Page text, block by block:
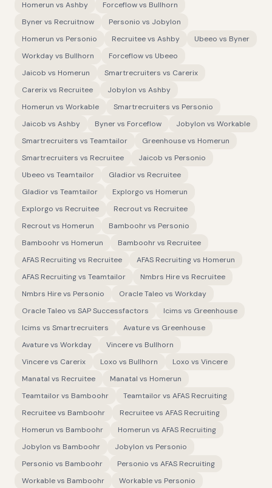
Homerun vs Ashby Forceflowvs Bullhorn
Bynervs Recruitnow Personio vs Jobylon
Homerun vs Personio Recruiteevs Ashby Ubeeo vs Byner
Workdayvs Bullhorn Forceflowvs Ubeeo
Jaicob vs Homerun Smartrecruiters vs Carerix
Carerixvs Recruitee Jobylon vs Ashby
Homerun vs Workable Smartrecruiters vs Personio
Jaicob vs Ashby Bynervs Forceflow Jobylon vs Workable
Smartrecruiters vs Teamtailor Greenhousevs Homerun
Smartrecruiters vs Recruitee Jaicob vs Personio
Ubeeo vs Teamtailor Gladiorvs Recruitee
Gladiorvs Teamtailor Explorgo vs Homerun
Explorgo vs Recruitee Recroutvs Recruitee
Recroutvs Homerun Bamboohrvs Personio
Bamboohrvs Homerun Bamboohrvs Recruitee
AFAS Recruitingvs Recruitee AFAS Recruitingvs Homerun
AFAS Recruitingvs Teamtailor Nmbrs Hirevs Recruitee
Nmbrs Hirevs Personio Oracle Taleo vs Workday
Oracle Taleo vs SAP Successfactors Icims vs Greenhouse
Icims vs Smartrecruiters Avaturevs Greenhouse
Avaturevs Workday Vincerevs Bullhorn
Vincerevs Carerix Loxo vs Bullhorn Loxo vs Vincere
Manatal vs Recruitee Manatal vs Homerun
Teamtailorvs Bamboohr Teamtailorvs AFAS Recruiting
Recruiteevs Bamboohr Recruiteevs AFAS Recruiting
Homerun vs Bamboohr Homerun vs AFAS Recruiting
Jobylon vs Bamboohr Jobylon vs Personio
Personio vs Bamboohr Personio vs AFAS Recruiting
Workablevs Bamboohr Workablevs Personio